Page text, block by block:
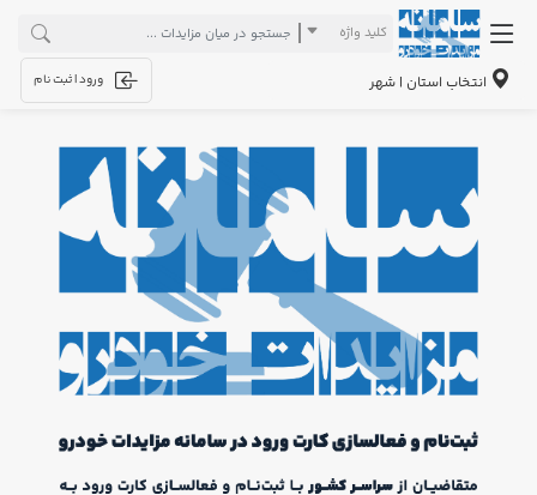
کلید واژه
انتخاب استان | شهر ورود | ثبت نام